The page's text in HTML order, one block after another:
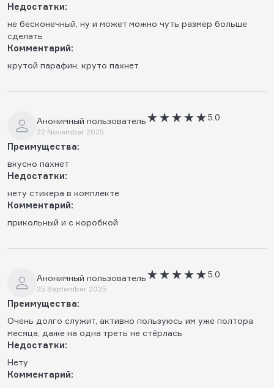
Недостатки:
не бесконечный, ну и может можно чуть размер больше
сделать
Комментарий:
крутой парафин, круто пахнет
Анонимный пользователь
22 November 2025
5.0
Преимущества:
вкусно пахнет
Недостатки:
нету стикера в комплекте
Комментарий:
прикольный и с коробкой
Анонимный пользователь
25 September 2025
5.0
Преимущества:
Очень долго служит, активно пользуюсь им уже полтора
месяца, даже на одна треть не стëрлась
Недостатки:
Нету
Комментарий: